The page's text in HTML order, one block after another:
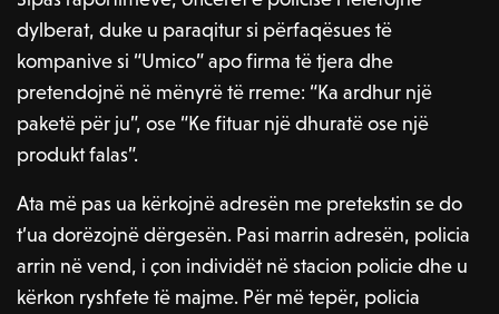
dylberat, duke u paraqitur si përfaqësues të
kompanive si “Umico” apo firma të tjera dhe
pretendojnë në mënyrë të rreme: “Ka ardhur një
paketë për ju”, ose “Ke fituar një dhuratë ose një
produkt falas”.
Ata më pas ua kërkojnë adresën me pretekstin se do
t’ua dorëzojnë dërgesën. Pasi marrin adresën, policia
arrin në vend, i çon individët në stacion policie dhe u
kërkon ryshfete të majme. Për më tepër, policia